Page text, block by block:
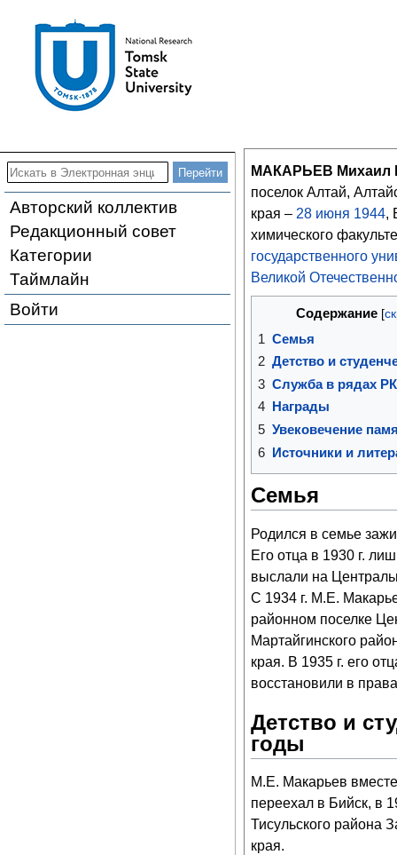
Авторский коллектив
Редакционный совет
Категории
Таймлайн
Войти
МАКАРЬЕВ Михаил
поселок Алтай,
края – 28 июня 1944,
химического
государственного
Великой
Содержание
1 Семья
2 Детство и
3 Служба в рядах
4
Награды
5 Увековечение
6 Источники и
Семья
Родился в семье
Его отца в 1930 г.
выслали на
С 1934 г. М.Е.
районном поселке
Мартайгинского
края. В 1935 г. его
восстановили в
Детство и
годы
М.Е. Макарьев
переехал в Бийск, в
Тисульского района
края.